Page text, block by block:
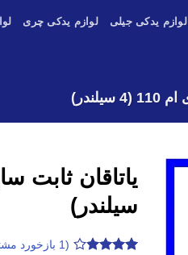
لوازم یدکی جیلی لوازم یدکی چری
سیلندر)
(
1 بازخورد